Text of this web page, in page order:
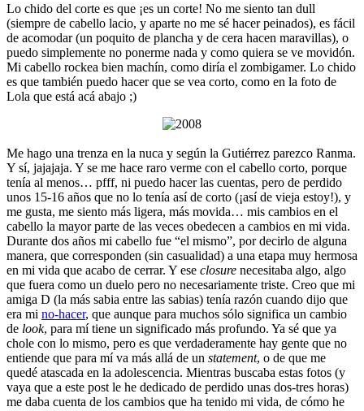
Lo chido del corte es que ¡es un corte! No me siento tan dull
(siempre de cabello lacio, y aparte no me sé hacer peinados), es fácil
de acomodar (un poquito de plancha y de cera hacen maravillas), o
puedo simplemente no ponerme nada y como quiera se ve movidón.
Mi cabello rockea bien machín, como diría el zombigamer. Lo chido
es que también puedo hacer que se vea corto, como en la foto de
Lola que está acá abajo ;)
Me hago una trenza en la nuca y según la Gutiérrez parezco Ranma.
Y sí, jajajaja. Y se me hace raro verme con el cabello corto, porque
tenía al menos… pfff, ni puedo hacer las cuentas, pero de perdido
unos 15-16 años que no lo tenía así de corto (¡así de vieja estoy!), y
me gusta, me siento más ligera, más movida… mis cambios en el
cabello la mayor parte de las veces obedecen a cambios en mi vida.
Durante dos años mi cabello fue “el mismo”, por decirlo de alguna
manera, que corresponden (sin casualidad) a una etapa muy hermosa
en mi vida que acabo de cerrar. Y ese closure necesitaba algo, algo
que fuera como un duelo pero no necesariamente triste. Creo que mi
amiga D (la más sabia entre las sabias) tenía razón cuando dijo que
era mi no-hacer, que aunque para muchos sólo significa un cambio
de look, para mí tiene un significado más profundo. Ya sé que ya
chole con lo mismo, pero es que verdaderamente hay gente que no
entiende que para mí va más allá de un statement, o de que me
quedé atascada en la adolescencia. Mientras buscaba estas fotos (y
vaya que a este post le he dedicado de perdido unas dos-tres horas)
me daba cuenta de los cambios que ha tenido mi vida, de cómo he